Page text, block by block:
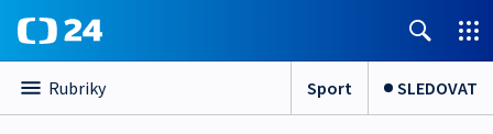
Rubriky Sport SLEDOVAT